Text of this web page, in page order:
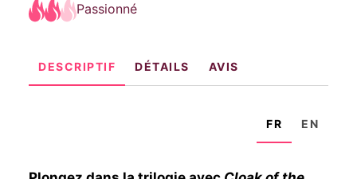
Passionné
DESCRIPTIF DÉTAILS AVIS
FR EN